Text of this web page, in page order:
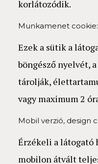
korlátozódik.
Munkamenet cookie:
Ezek a sütik a
böngésző nyelvét,
tárolják,
vagy maximum 2
Mobil verzió, design
Érzékeli a látogató
mobilon átvált